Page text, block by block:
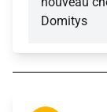
Domitys